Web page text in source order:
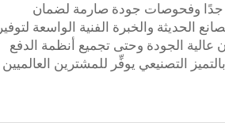
جدًا وفحوصات جودة صارمة لضمان
والخبرة الفنية الواسعة لتوفير
عالية الجودة وحتى تجميع أنظمة الدفع
التصنيعي يوفِّر للمشترين العالميين